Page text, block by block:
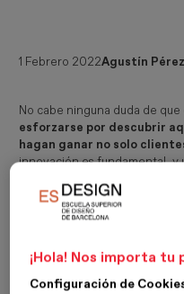
1 Febrero 2022Agustín Pérez
No cabe ninguna duda de que
esforzarse por descubrir
hagan ganar no solo
innovación es fundamental, y
colaboración entre
mayor visibilidad y también
los costes disminuyen. Con
¡Hola! Nos importa tu
Configuración de